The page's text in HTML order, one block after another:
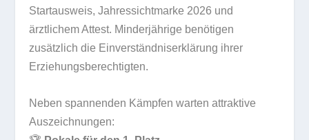
Startausweis, Jahressichtmarke 2026 und
ärztlichem Attest. Minderjährige benötigen
zusätzlich die Einverständniserklärung ihrer
Erziehungsberechtigten.
Neben spannenden Kämpfen warten attraktive
Auszeichnungen: